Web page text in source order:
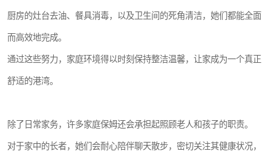
厨房的灶台去油、餐具消毒，以及卫生间的死角清洁，她们都能全面
而高效地完成。
通过这些努力，家庭环境得以时刻保持整洁温馨，让家成为一个真正
舒适的港湾。
除了日常家务，许多家庭保姆还会承担起照顾老人和孩子的职责。
对于家中的长者，她们会耐心陪伴聊天散步，密切关注其健康状况，